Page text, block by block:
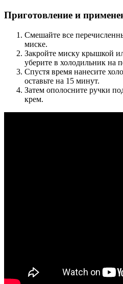
Приготовление и
Смешайте все
миске.
Закройте миску крышкой
уберите в холодильник на
Спустя время нанесите
оставьте на 15 минут.
Затем ополосните ручки
крем.